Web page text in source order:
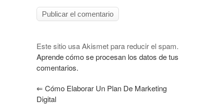
Este sitio usa Akismet para reducir el spam.
Aprende cómo se procesan los datos de tus
comentarios.
⇐ Cómo Elaborar Un Plan De Marketing
Digital